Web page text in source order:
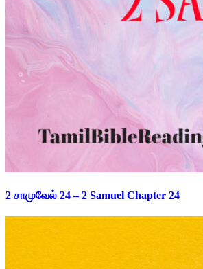
2 சாமுவேல் 24 – 2 Samuel Chapter 24